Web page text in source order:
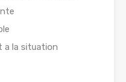
a la situation